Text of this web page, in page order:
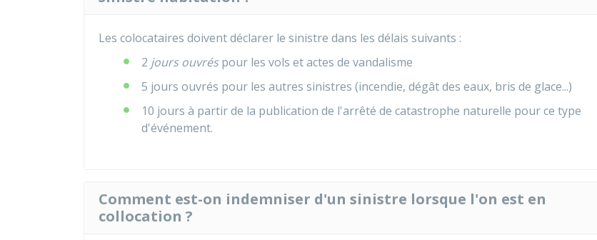
Les colocataires doivent déclarer le sinistre dans les délais suivants :
2 jours ouvréspour les vols et actes de vandalisme
5 jours ouvrés pour les autres sinistres (incendie, dégât des eaux, bris de glace...)
10 jours à partir de la publication de l'arrêté de catastrophe naturelle pour ce type
d'événement.
Comment est-on indemniser d'un sinistre lorsque l'on est en
collocation ?